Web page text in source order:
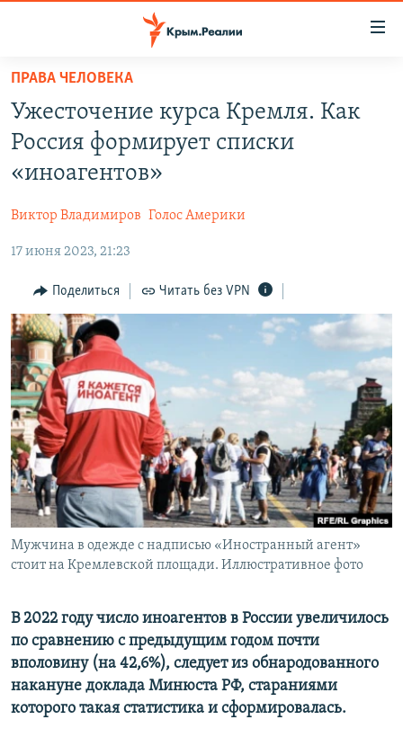
Вернуться
основному
содержанию
главной
навигации
Вернутся
поиску
СПЕЦПРОЕКТЫ
11 ЛЕТ ОККУПАЦИИ КРЫМА. 11 ИСТОРИЙ СОПРОТИВЛЕНИЯ
ЕЩЕ
ИНТЕРАКТИВ
ИНФОГРАФИКА
ТЕЛЕПРОЕКТ КРЫМ.РЕАЛИИ
СОВЕТЫ ПРАВОЗАЩИТНИКОВ
ПРОПАВШИЕ БЕЗ ВЕСТИ
ПОБЕДИТЕЛЕЙ НЕ СУДЯТ?
КРЫМ.НЕПОКОРЕННЫЙ
ELIFBE
УКРАИНСКАЯ ПРОБЛЕМА КРЫМА
РАДІО СВОБОДА
КАК ОБОЙТИ БЛОКИРОВКУ
Українською
Qırımtatar
ПРИСОЕДИНЯЙТЕСЬ!
Все сайты RFE/RL
ПРАВА ЧЕЛОВЕКА
Ужесточение курса Кремля. Как
Россия формирует списки
«иноагентов»
Виктор Владимиров Голос Америки
17 июня 2023, 21:23
Поделиться Читать без VPN
Мужчина в одежде с надписью «Иностранный агент»
стоит на Кремлевской площади. Иллюстративное фото
В 2022 году число иноагентов в России увеличилось
по сравнению с предыдущим годом почти
вполовину (на 42,6%), следует из обнародованного
накануне доклада Минюста РФ, стараниями
которого такая статистика и сформировалась.